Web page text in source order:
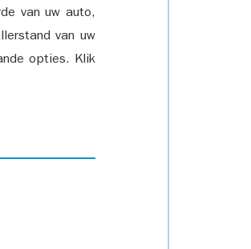
van uw auto,
van uw
opties. Klik